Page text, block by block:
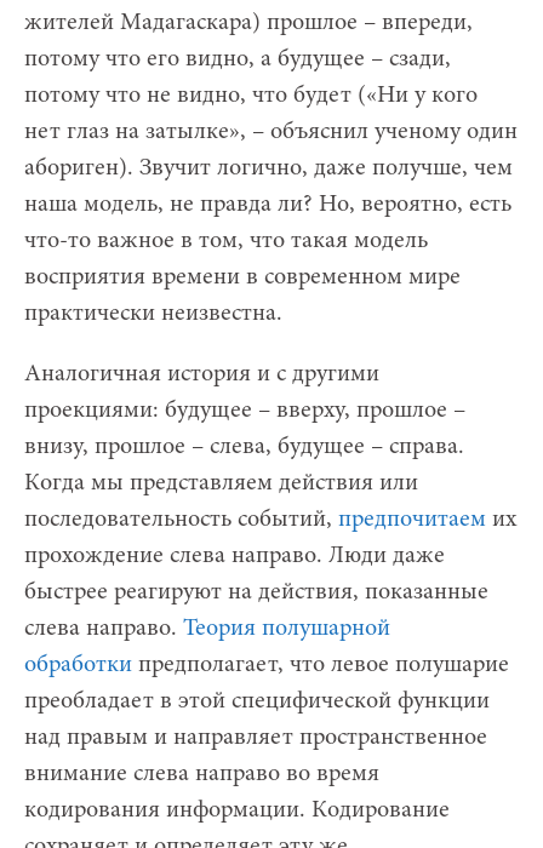
жителей Мадагаскара) прошлое – впереди,
потому что его видно, а будущее – сзади,
потому что не видно, что будет («Ни у кого
нет глаз на затылке», – объяснил ученому один
абориген). Звучит логично, даже получше, чем
наша модель, не правда ли? Но, вероятно, есть
что-то важное в том, что такая модель
восприятия времени в современном мире
практически неизвестна.
Аналогичная история и с другими
проекциями: будущее – вверху, прошлое –
внизу, прошлое – слева, будущее – справа.
Когда мы представляем действия или
последовательность событий, предпочитаем их
прохождение слева направо. Люди даже
быстрее реагируют на действия, показанные
слева направо. Теория полушарной
обработки предполагает, что левое полушарие
преобладает в этой специфической функции
над правым и направляет пространственное
внимание слева направо во время
кодирования информации. Кодирование